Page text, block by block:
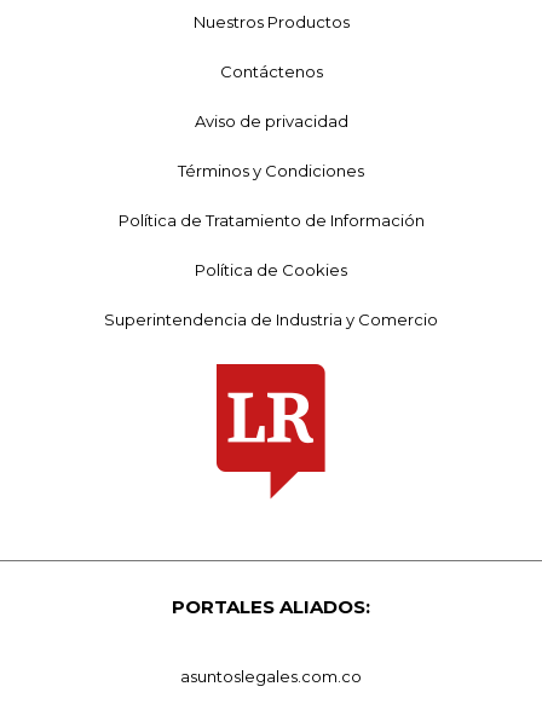
Nuestros Productos
Contáctenos
Aviso de privacidad
Términos y Condiciones
Política de Tratamiento de Información
Política de Cookies
Superintendencia de Industria y Comercio
PORTALES ALIADOS:
asuntoslegales.com.co